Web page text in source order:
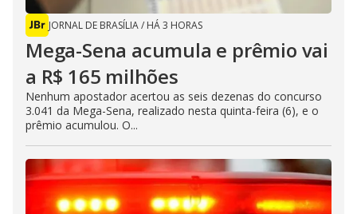
JORNAL DE BRASÍLIA/ HÁ 3 HORAS
Mega-Sena acumula e prêmio vai
a R$ 165 milhões
Nenhum apostador acertou as seis dezenas do concurso
3.041 da Mega-Sena, realizado nesta quinta-feira (6), e o
prêmio acumulou. O...